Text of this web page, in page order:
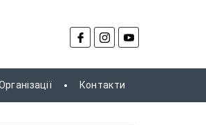
Контакти